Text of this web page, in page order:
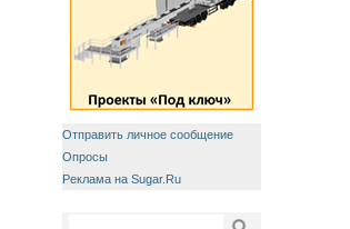
Отправить личное сообщение
Опросы
Реклама на Sugar.Ru
Поиск